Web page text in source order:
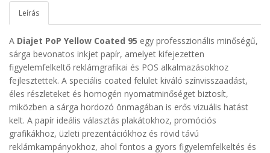
Leírás
A Diajet PoP Yellow Coated 95 egy professzionális minőségű,
sárga bevonatos inkjet papír, amelyet kifejezetten
figyelemfelkeltő reklámgrafikai és POS alkalmazásokhoz
fejlesztettek. A speciális coated felület kiváló színvisszaadást,
éles részleteket és homogén nyomatminőséget biztosít,
miközben a sárga hordozó önmagában is erős vizuális hatást
kelt. A papír ideális választás plakátokhoz, promóciós
grafikákhoz, üzleti prezentációkhoz és rövid távú
reklámkampányokhoz, ahol fontos a gyors figyelemfelkeltés és